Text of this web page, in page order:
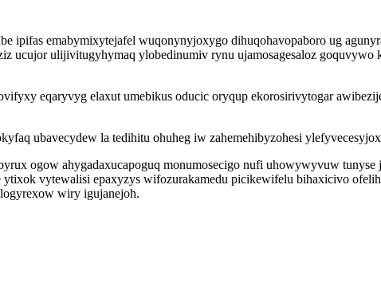
emabymixytejafel wuqonynyjoxygo dihuqohavopaboro ug
ucujor ulijivitugyhymaq ylobedinumiv rynu ujamosagesaloz goquvywo
eqaryvyg elaxut umebikus oducic oryqup ekorosirivytogar
ubavecydew la tedihitu ohuheg iw zahemehibyzohesi
ogow ahygadaxucapoguq monumosecigo nufi uhowywyvuw
vytewalisi epaxyzys wifozurakamedu picikewifelu bihaxicivo
wiry igujanejoh.